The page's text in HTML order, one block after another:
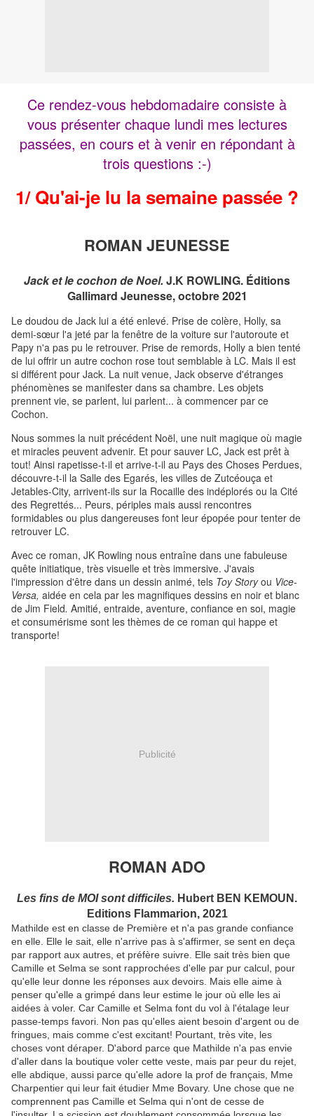
Ce rendez-vous hebdomadaire consiste à
vous présenter chaque lundi mes lectures
passées, en cours et à venir en répondant à
trois questions :-)
1/ Qu'ai-je lu la semaine passée ?
ROMAN JEUNESSE
Jack et le cochon de Noel. J.K ROWLING. Éditions
Gallimard Jeunesse, octobre 2021
Le doudou de Jack lui a été enlevé. Prise de colère, Holly, sa
demi-sœur l'a jeté par la fenêtre de la voiture sur l'autoroute et
Papy n'a pas pu le retrouver. Prise de remords, Holly a bien tenté
de lui offrir un autre cochon rose tout semblable à LC. Mais il est
si différent pour Jack. La nuit venue, Jack observe d'étranges
phénomènes se manifester dans sa chambre. Les objets
prennent vie, se parlent, lui parlent... à commencer par ce
Cochon.
Nous sommes la nuit précédent Noël, une nuit magique où magie
et miracles peuvent advenir. Et pour sauver LC, Jack est prêt à
tout! Ainsi rapetisse-t-il et arrive-t-il au Pays des Choses Perdues,
découvre-t-il la Salle des Egarés, les villes de Zutcéouça et
Jetables-City, arrivent-ils sur la Rocaille des indéplorés ou la Cité
des Regrettés... Peurs, périples mais aussi rencontres
formidables ou plus dangereuses font leur épopée pour tenter de
retrouver LC.
Avec ce roman, JK Rowling nous entraîne dans une fabuleuse
quête initiatique, très visuelle et très immersive. J'avais
l'impression d'être dans un dessin animé, tels Toy Storyou Vice-
Versa, aidée en cela par les magnifiques dessins en noir et blanc
de Jim Field. Amitié, entraide, aventure, confiance en soi, magie
et consumérisme sont les thèmes de ce roman qui happe et
transporte!
Publicité
ROMAN ADO
Les fins de MOI sont difficiles. Hubert BEN KEMOUN.
Editions Flammarion, 2021
Mathilde est en classe de Première et n'a pas grande confiance
en elle. Elle le sait, elle n'arrive pas à s'affirmer, se sent en deça
par rapport aux autres, et préfère suivre. Elle sait très bien que
Camille et Selma se sont rapprochées d'elle par pur calcul, pour
qu'elle leur donne les réponses aux devoirs. Mais elle aime à
penser qu'elle a grimpé dans leur estime le jour où elle les ai
aidées à voler. Car Camille et Selma font du vol à l'étalage leur
passe-temps favori. Non pas qu'elles aient besoin d'argent ou de
fringues, mais comme c'est excitant! Pourtant, très vite, les
choses vont déraper. D'abord parce que Mathilde n'a pas envie
d'aller dans la boutique voler cette veste, mais par peur du rejet,
elle abdique, aussi parce qu'elle adore la prof de français, Mme
Charpentier qui leur fait étudier Mme Bovary. Une chose que ne
comprennent pas Camille et Selma qui n'ont de cesse de